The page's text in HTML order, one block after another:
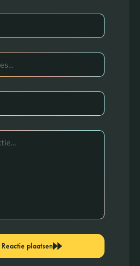
Reactie plaatsen